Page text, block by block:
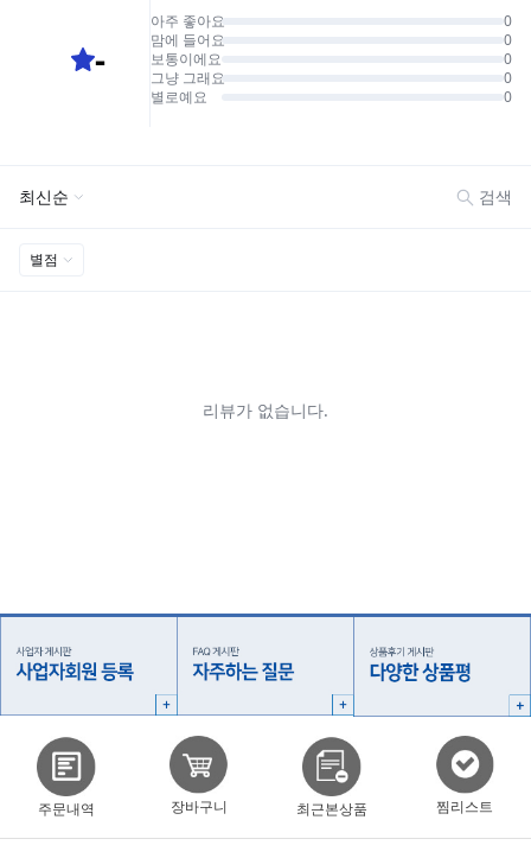
주문내역 장바구니 최근본상품 찜리스트